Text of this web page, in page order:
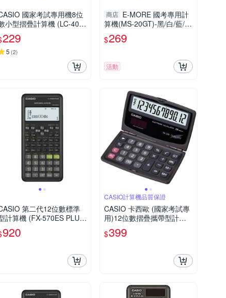
國家考試專用機8位
小型摺疊計算機 (LC-401L
V-BK)
229
5 (2)
商店 E-MORE 國考專用計
算機(MS-20GT)-黑/白/藍/
紅/綠/橘/黃/紫
$269
活動
第二代12位數標準
計算機 (FX-570ES PLUS-
2)920
CASIO計算機品質保證
CASIO 卡西歐 (國家考試專
用)12位數摺疊攜帶型計算
機SX-220
$399